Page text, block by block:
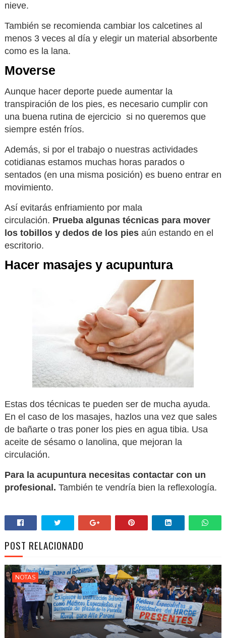
nieve.
También se recomienda cambiar los calcetines al
menos 3 veces al día y elegir un material absorbente
como es la lana.
Moverse
Aunque hacer deporte puede aumentar la
transpiración de los pies, es necesario cumplir con
una buena rutina de ejercicio si no queremos que
siempre estén fríos.
Además, si por el trabajo o nuestras actividades
cotidianas estamos muchas horas parados o
sentados (en una misma posición) es bueno entrar en
movimiento.
Así evitarás enfriamiento por mala
circulación. Prueba algunas técnicas para mover
los tobillos y dedos de los piesaún estando en el
escritorio.
Hacer masajes y acupuntura
Estas dos técnicas te pueden ser de mucha ayuda.
En el caso de los masajes, hazlos una vez que sales
de bañarte o tras poner los pies en agua tibia. Usa
aceite de sésamo o lanolina, que mejoran la
circulación.
Para la acupuntura necesitas contactar con un
profesional. También te vendría bien la reflexología.
POST RELACIONADO
NOTAS